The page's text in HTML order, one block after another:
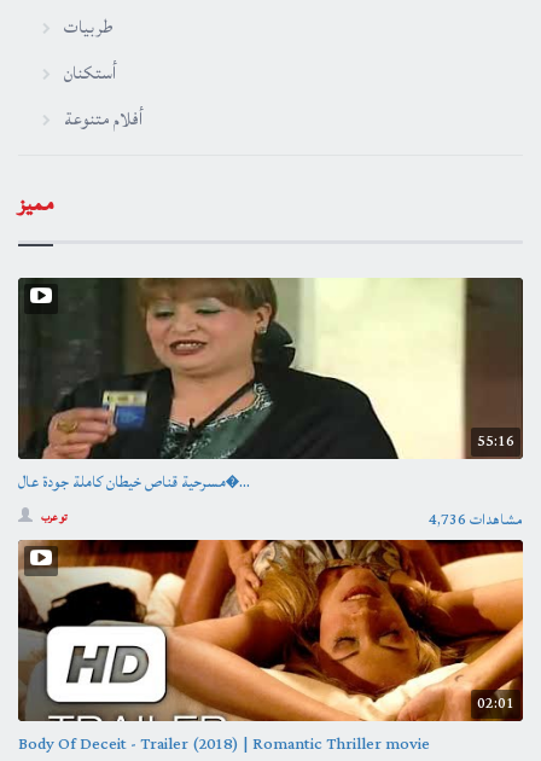
طربيات
أستكنان
أفلام متنوعة
مميز
55:16
مسرحية قناص خيطان كاملة جودة عال�...
تو عرب 4,736 مشاهدات
02:01
Body Of Deceit - Trailer (2018) | Romantic Thriller movie